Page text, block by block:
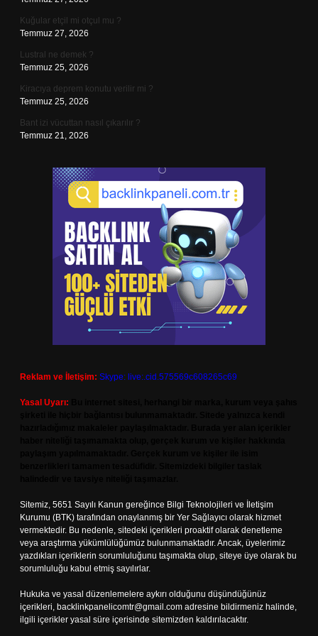
Kuğular etçil mi otçul mu ?
Temmuz 27, 2026
Lustral ne demek ?
Temmuz 25, 2026
Kiracıya deprem konutu verilir mi ?
Temmuz 25, 2026
Bant izi vücuttan nasıl çıkarılır ?
Temmuz 21, 2026
Reklam ve İletişim: Skype: live:.cid.575569c608265c69
Yasal Uyarı:
Sitemiz, 5651 Sayılı Kanun gereğince Bilgi Teknolojileri ve İletişim
Kurumu (BTK) tarafından onaylanmış bir Yer Sağlayıcı olarak hizmet
vermektedir. Bu nedenle, sitedeki içerikleri proaktif olarak denetleme
veya araştırma yükümlülüğümüz bulunmamaktadır. Ancak, üyelerimiz
yazdıkları içeriklerin sorumluluğunu taşımakta olup, siteye üye olarak bu
sorumluluğu kabul etmiş sayılırlar.
Hukuka ve yasal düzenlemelere aykırı olduğunu düşündüğünüz
içerikleri, backlinkpanelicomtr@gmail.com adresine bildirmeniz halinde,
ilgili içerikler yasal süre içerisinde sitemizden kaldırılacaktır.